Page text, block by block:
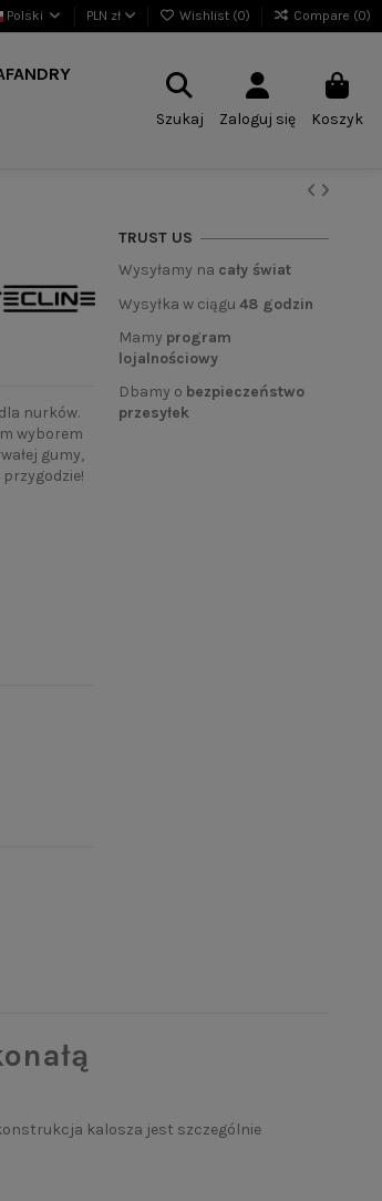
Polski PLN zł Wishlist (0) Compare (0)
Szukaj Zaloguj się Koszyk
nurków.
wyborem
gumy,
TRUST US
Wysyłamy na cały świat
Wysyłka w ciągu 48 godzin
Mamy program
lojalnościowy
Dbamy o bezpieczeństwo
przesyłek
kalosza jest szczególnie